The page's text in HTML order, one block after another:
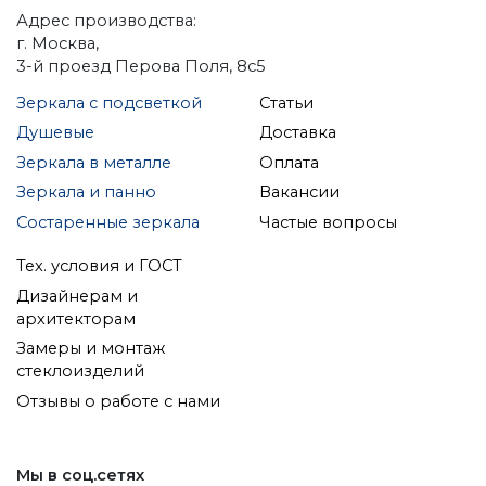
Адрес производства:
г. Москва,
3-й проезд Перова Поля, 8с5
Зеркала с подсветкой
Душевые
Зеркала в металле
Зеркала и панно
Состаренные зеркала
Статьи
Доставка
Оплата
Вакансии
Частые вопросы
Тех. условия и ГОСТ
Дизайнерам и
архитекторам
Замеры и монтаж
стеклоизделий
Отзывы о работе с нами
Мы в соц.сетях